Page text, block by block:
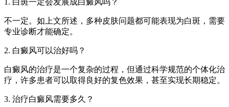
1. 白斑一定会发展成白癜风吗？
不一定。如上文所述，多种皮肤问题都可能表现为白斑，需要
专业诊断才能确定。
2. 白癜风可以治好吗？
白癜风的治疗是一个复杂的过程，但通过科学规范的个体化治
疗，许多患者可以取得良好的复色效果，甚至实现长期稳定。
3. 治疗白癜风需要多久？